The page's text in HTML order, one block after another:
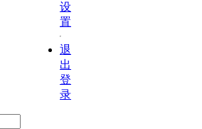
设
置
退
出
登
录